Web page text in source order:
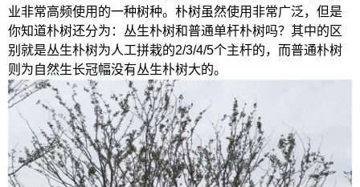
业非常高频使用的一种树种。朴树虽然使用非常广泛，但是
你知道朴树还分为：丛生朴树和普通单杆朴树吗？其中的区
别就是丛生朴树为人工拼栽的2/3/4/5个主杆的，而普通朴树
则为自然生长冠幅没有丛生朴树大的。